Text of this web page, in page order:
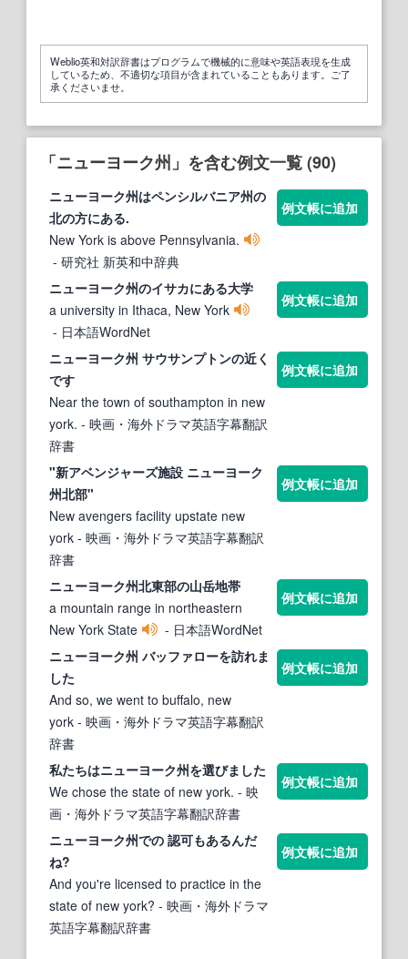
Weblio英和対訳辞書はプログラムで機械的に意味や英語表現を生成
しているため、不適切な項目が含まれていることもあります。ご了
承くださいませ。
「ニューヨーク州」を含む例文一覧 (90)
ニューヨーク州はペンシルバニア州の
北の方にある.
New York is above Pennsylvania.
- 研究社 新英和中辞典
例文帳に追加
ニューヨーク州のイサカにある大学
a university in Ithaca, New York
- 日本語WordNet
例文帳に追加
ニューヨーク州 サウサンプトンの近く
です
Near the town of southampton in new
york. - 映画・海外ドラマ英語字幕翻訳
辞書
例文帳に追加
"新アベンジャーズ施設 ニューヨーク
州北部"
New avengers facility upstate new
york - 映画・海外ドラマ英語字幕翻訳
辞書
例文帳に追加
ニューヨーク州北東部の山岳地帯
a mountain range in northeastern
New York State
- 日本語WordNet
例文帳に追加
ニューヨーク州 バッファローを訪れま
した
And so, we went to buffalo, new
york - 映画・海外ドラマ英語字幕翻訳
辞書
例文帳に追加
私たちはニューヨーク州を選びました
We chose the state of new york. - 映
画・海外ドラマ英語字幕翻訳辞書
例文帳に追加
ニューヨーク州での 認可もあるんだ
ね?
And you're licensed to practice in the
state of new york? - 映画・海外ドラマ
英語字幕翻訳辞書
例文帳に追加